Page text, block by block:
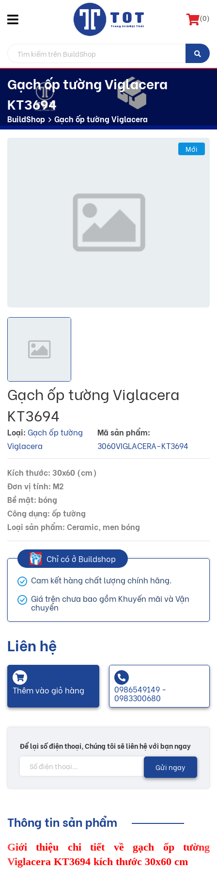
(0)
Gạch ốp tường Viglacera
KT3694
BuildShop Gạch ốp tường Viglacera
Mới
Gạch ốp tường Viglacera
KT3694
Loại: Gạch ốp tường
Viglacera
Mã sản phẩm:
3060VIGLACERA-KT3694
Kích thước: 30x60 (cm)
Đơn vị tính: M2
Bề mặt: bóng
Công dụng: ốp tường
Loại sản phẩm: Ceramic, men bóng
Chỉ có ở Buildshop
Cam kết hàng chất lượng chính hãng.
Giá trên chưa bao gồm Khuyến mãi và Vận
chuyển
Liên hệ
Thêm vào giỏ hàng 0986549149 -
0983300680
Để lại số điện thoại, Chúng tôi sẽ liên hệ với bạn ngay
Gửi ngay
Thông tin sản phẩm
Giới thiệu chi tiết về gạch ốp tường
Viglacera KT3694 kích thước 30x60 cm